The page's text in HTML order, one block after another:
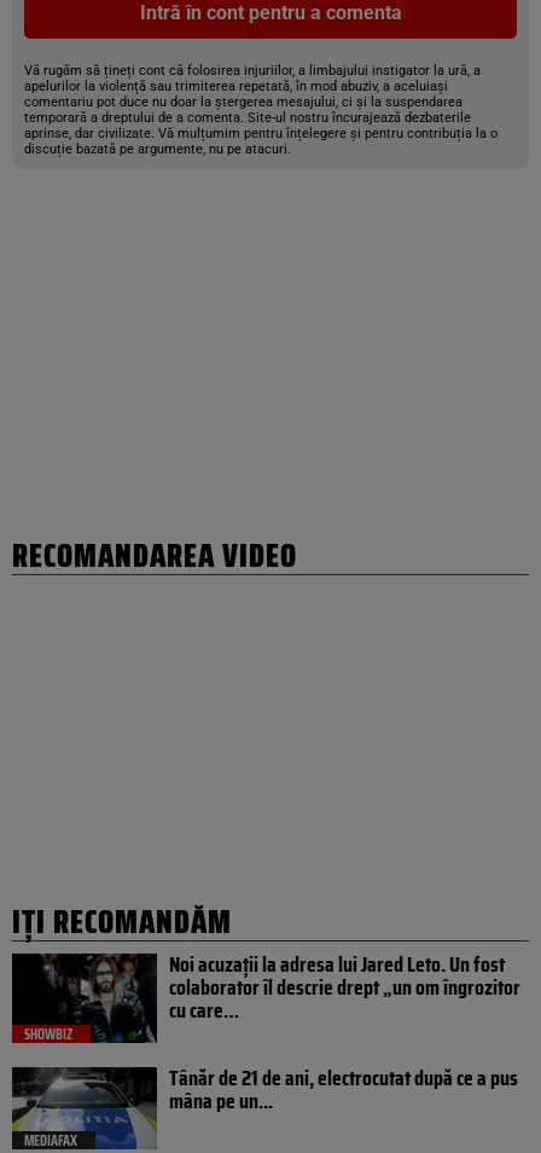
Intră în cont pentru a comenta
Vă rugăm să țineți cont că folosirea injuriilor, a limbajului instigator la ură, a
apelurilor la violență sau trimiterea repetată, în mod abuziv, a aceluiași
comentariu pot duce nu doar la ștergerea mesajului, ci și la suspendarea
temporară a dreptului de a comenta. Site-ul nostru încurajează dezbaterile
aprinse, dar civilizate. Vă mulțumim pentru înțelegere și pentru contribuția la o
discuție bazată pe argumente, nu pe atacuri.
RECOMANDAREA VIDEO
IȚI RECOMANDĂM
SHOWBIZ
Noi acuzații la adresa lui Jared Leto. Un fost
colaborator îl descrie drept „un om îngrozitor
cu care…
MEDIAFAX
Tânăr de 21 de ani, electrocutat după ce a pus
mâna pe un...